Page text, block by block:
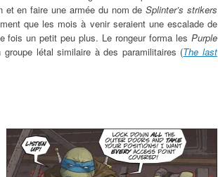
et en faire une armée du nom deSplinter’s strikers
que les mois à venir seraient une escalade de
fois un petit peu plus. Le rongeur forma lesPurple
létal similaire à des paramilitaires (The last